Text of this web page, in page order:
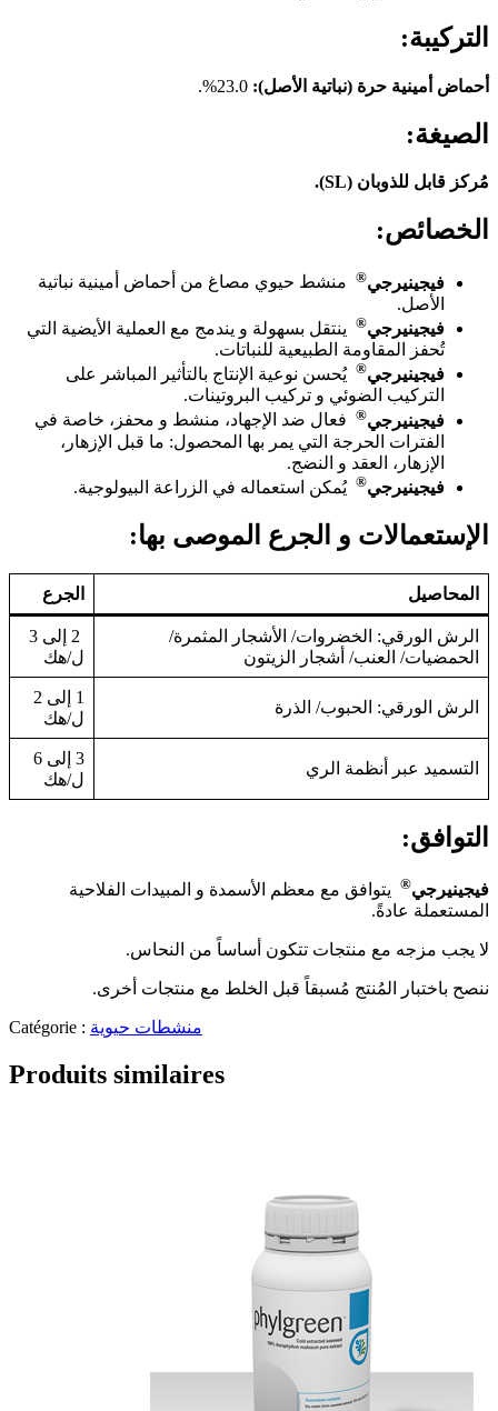
التركيبة:
أحماض أمينية حرة (نباتية الأصل):
الصيغة:
مُركز قابل للذوبان (SL).
الخصائص:
فيجينيرجي® منشط حيوي مصاغ من أحماض أمينية نباتية
الأصل.
فيجينيرجي® ينتقل بسهولة و يندمج مع العملية الأيضية التي
تُحفز المقاومة الطبيعية للنباتات.
فيجينيرجي® يُحسن نوعية الإنتاج بالتأثير المباشر على
التركيب الضوئي و تركيب البروتينات.
فيجينيرجي® فعال ضد الإجهاد، منشط و محفز، خاصة في
الفترات الحرجة التي يمر بها المحصول: ما قبل الإزهار،
الإزهار، العقد و النضج.
فيجينيرجي® يُمكن استعماله في الزراعة البيولوجية.
الإستعمالات و الجرع الموصى بها:
المحاصيل الجرع
الرش الورقي: الخضروات/ الأشجار المثمرة/
الحمضيات/ العنب/ أشجار الزيتون
2 إلى 3
ل/هك
الرش الورقي: الحبوب/ الذرة
1 إلى 2
ل/هك
التسميد عبر أنظمة الري
3 إلى 6
ل/هك
التوافق:
فيجينيرجي® يتوافق مع معظم الأسمدة و المبيدات الفلاحية
المستعملة عادةً.
لا يجب مزجه مع منتجات تتكون أساساً من النحاس.
ننصح باختبار المُنتج مُسبقاً قبل الخلط مع منتجات أخرى.
Catégorie : منشطات حيوية
Produits similaires